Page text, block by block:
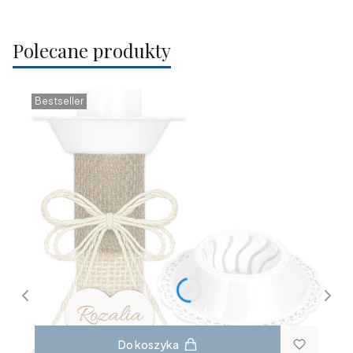
Polecane produkty
Bestseller
Do koszyka